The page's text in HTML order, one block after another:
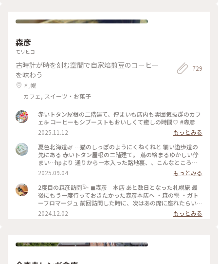
くのではなくて… 蕾の先端に花が開くのですね〜 一番最後は
森彦
モリヒコ
古時計が時を刻む空間で自家焙煎豆のコーヒー
を味わう
札幌
カフェ, スイーツ・お菓子
729
赤いトタン屋根の二階建て、佇まいも店内も雰囲気抜群のカフ
ェ☕️ コーヒーもシブーストもおいしくて癒しの時間🤍 #森彦
2025.11.12
もっとみる
夏色北海道🌿 …猫のしっぽのようにくねくねと 細い遊歩道の
先にある 赤いトタン屋根の二階建て。 蔦の絡まるゆかしい佇
まい…hpより 通りから一本入った路地裏、、こんなところ
に？ 蔦と白い暖簾と 赤い屋根と。 〈木造民家コーヒーの店〉
「森彦」さんは ひっそりと。 1996年に建てられた 小さな小さ
な木造民家から MORIHIKO.のストーリーが始まった、という
本店。 さすがの人気店、お待ちの方たちが 途切れない。 そろ
そろ西に傾く日差しの 一階のテーブル席で ガトーフロマージ
ュ、アイスグリーンティー シブースト、森の雫（オリジナル
ブレンド）を。。 改装に 足掛け3年の時間を要したという 余
造民家コーヒーの店#レトロ喫茶#札幌カフェ#ゆるりカフェ時
2025.09.04
もっとみる
2度目の森彦訪問𓅪 ◼︎森彦 本店 あと数日となった札幌旅 最
後にもう一度行っておきたかった森彦本店へ ・森の雫 ・ガト
ーフロマージュ 前回訪問した時に、次はあの席に座れたらい
いなと思っていた窓際の席に座ることができました♡ まだ2回
目なのに私にとって最高に特別なお店 時計の秒針の音も 店員
だろうな (coffee & something) ガトーフロマージュもほんの
2024.12.02 もっとみる